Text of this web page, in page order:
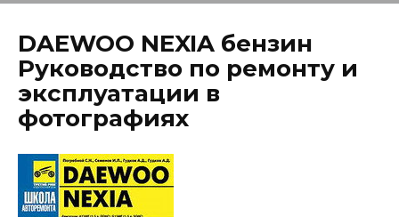
DAEWOO NEXIA бензин
Руководство по ремонту и
эксплуатации в
фотографиях